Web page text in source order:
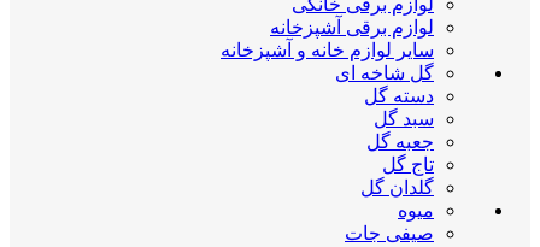
لوازم برقی خانگی
لوازم برقی آشپزخانه
سایر لوازم خانه و آشپزخانه
گل شاخه ای
دسته گل
سبد گل
جعبه گل
تاج گل
گلدان گل
میوه
صیفی جات